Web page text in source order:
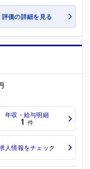
評価の詳細を見る
年収・給与明細
1 件
人情報をチェック